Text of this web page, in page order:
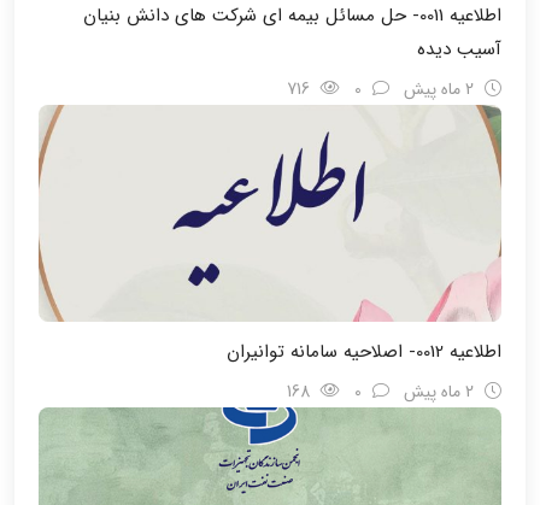
اطلاعیه 0011- حل مسائل بیمه ای شرکت های دانش بنیان
آسیب دیده
اطلاعیه 0012- اصلاحیه سامانه توانیران